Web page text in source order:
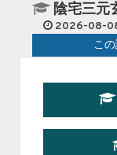
陰宅三元
2026-08-
こ
第１９
2026-08-